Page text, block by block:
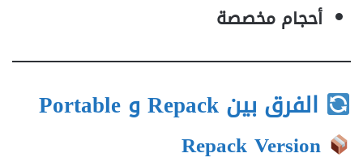
أحجام مخصصة
الفرق بين Repack و Portable
Repack Version